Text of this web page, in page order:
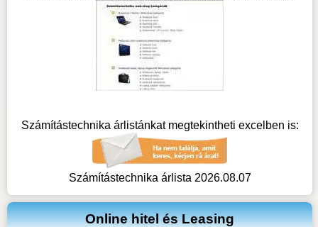
Számítástechnika árlistánkat megtekintheti excelben is:
Számítástechnika árlista 2026.08.07
Online hitel és Leasing